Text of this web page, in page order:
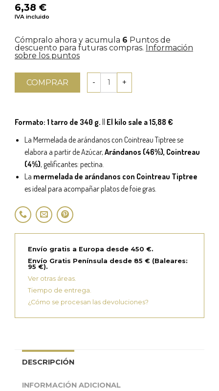
6,38 €
IVA incluido
Cómpralo ahora y acumula 6 Puntos de
descuento para futuras compras. Información
sobre los puntos
COMPRAR
Formato: 1 tarro de 340 g. || El kilo sale a 15,88 €
La Mermelada de arándanos con Cointreau Tiptree se
elabora a partir de Azúcar, Arándanos (46%), Cointreau
(4%), gelificantes: pectina.
La mermelada de arándanos con Cointreau Tiptree
es ideal para acompañar platos de foie gras.
Envío gratis a Europa desde 450 €.
Envío Gratis Península desde 85 € (Baleares:
95 €).
Ver otras áreas.
Tiempo de entrega.
¿Cómo se procesan las devoluciones?
DESCRIPCIÓN
INFORMACIÓN ADICIONAL